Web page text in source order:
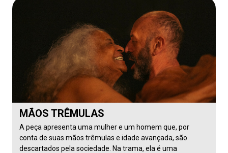
MÃOS TRÊMULAS
A peça apresenta uma mulher e um homem que, por
conta de suas mãos trêmulas e idade avançada, são
descartados pela sociedade. Na trama, ela é uma